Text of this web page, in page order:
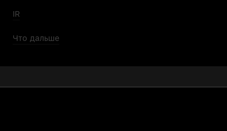
IR
Что дальше